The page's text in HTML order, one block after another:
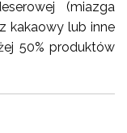
(miazga
kakaowy lub inne
50% produktów